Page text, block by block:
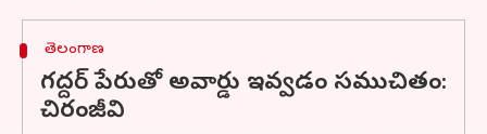
తెలంగాణ
గద్దర్ పేరుతో అవార్డు ఇవ్వడం సముచితం:
చిరంజీవి